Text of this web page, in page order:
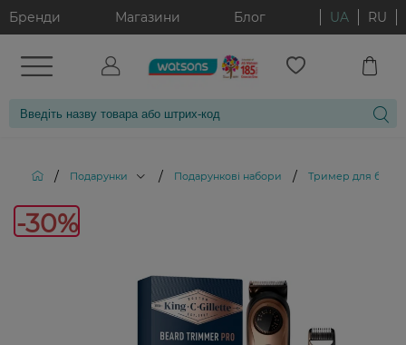
Бренди Магазини Блог UA RU
/ Подарунки / Подарункові набори / Тример для
-30%